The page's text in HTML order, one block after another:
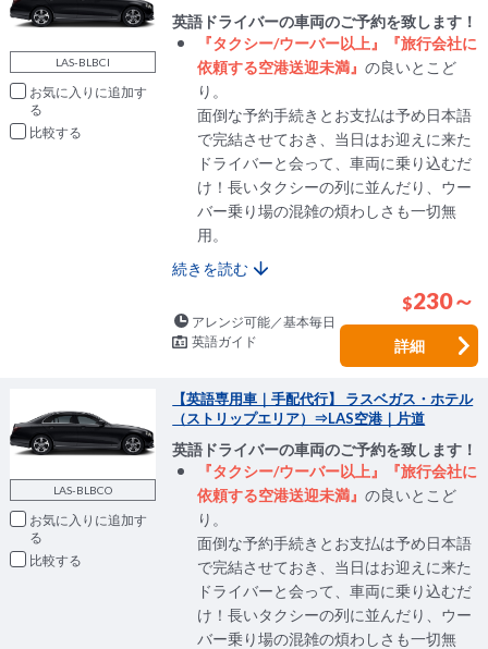
LAS-BLBCI
お気に入りに追加
比較
英語ドライバーの車両のご予約を致します！
『タクシー/ウーバー以上』『旅行会社に
依頼する空港送迎未満』の良いとこど
り。
面倒な予約手続きとお支払は予め日本語
で完結させておき、当日はお迎えに来た
ドライバーと会って、車両に乗り込むだ
け！長いタクシーの列に並んだり、ウー
バー乗り場の混雑の煩わしさも一切無
用。
続きを読む
$230～
アレンジ可能／基本毎日
英語ガイド
詳細
LAS-BLBCO
お気に入りに追加
比較
【英語専用車｜手配代行】 ラスベガス・ホテル
（ストリップエリア）⇒LAS空港｜片道
英語ドライバーの車両のご予約を致します！
『タクシー/ウーバー以上』『旅行会社に
依頼する空港送迎未満』の良いとこど
り。
面倒な予約手続きとお支払は予め日本語
で完結させておき、当日はお迎えに来た
ドライバーと会って、車両に乗り込むだ
け！長いタクシーの列に並んだり、ウー
バー乗り場の混雑の煩わしさも一切無